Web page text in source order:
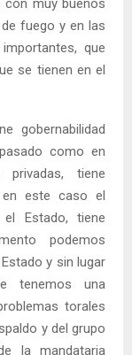
fuego y en las
que
se tienen en el
gobernabilidad
como en
tiene
en este caso el
Estado, tiene
podemos
y sin lugar
tenemos una
torales
y del grupo
la mandataria